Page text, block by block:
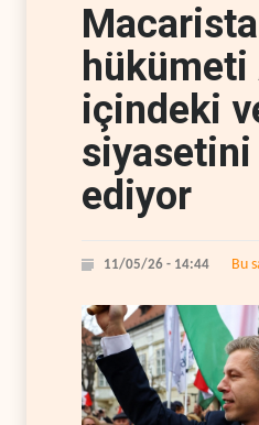
hükümeti
içindeki
ediyor
11/05/26 - 14:44 Bu